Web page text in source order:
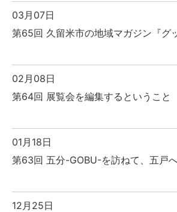
03月07日
第65回 久留米市の地域マガジン『グ
02月08日
第64回 展覧会を編集するということ
01月18日
第63回 五分-GOBU-を訪ねて、五戸
12月25日